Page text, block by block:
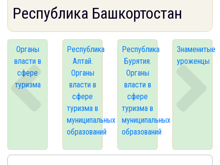
Республика Башкортостан
Органы
власти в
сфере
туризма
Республика
Алтай.
Органы
власти в
сфере
туризма в
муниципальных
образований
Республика
Бурятия.
Органы
власти в
сфере
туризма в
муниципальных
образований
Знаменитые
уроженцы